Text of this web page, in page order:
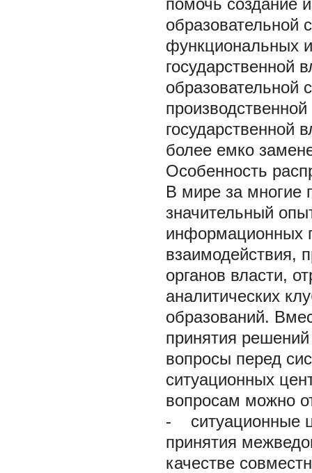
помочь создание
образовательной
функциональных
государственной
образовательной
производственной
государственной
более емко
Особенность
В мире за многие
значительный
информационных
взаимодействия,
органов власти,
аналитических
образований.
принятия
вопросы перед
ситуационных
вопросам можно
-
ситуационные
принятия
качестве